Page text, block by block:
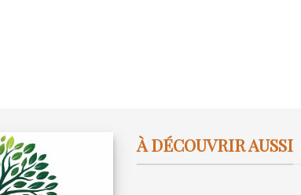
À DÉCOUVRIR AUSSI